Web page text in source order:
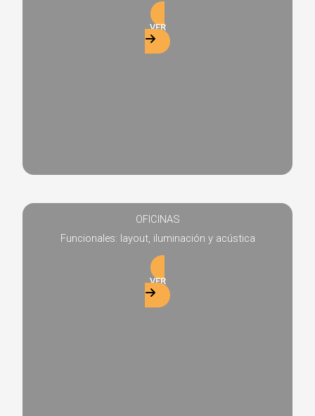
VER
OFICINAS
Funcionales: layout, iluminación y acústica
VER